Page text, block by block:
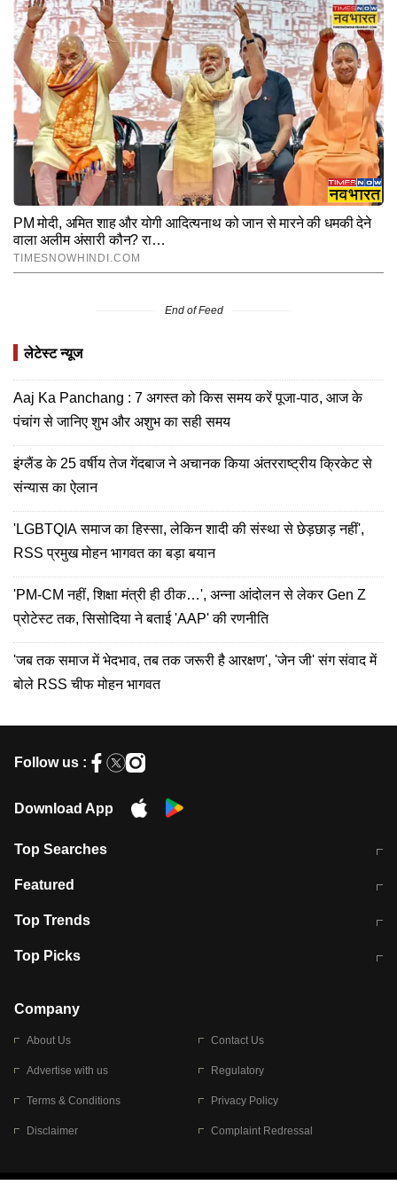
End of Feed
लेटेस्ट न्यूज
Aaj Ka Panchang : 7 अगस्त को किस समय करें पूजा-पाठ, आज के
पंचांग से जानिए शुभ और अशुभ का सही समय
इंग्लैंड के 25 वर्षीय तेज गेंदबाज ने अचानक किया अंतरराष्ट्रीय क्रिकेट से
संन्यास का ऐलान
'LGBTQIA समाज का हिस्सा, लेकिन शादी की संस्था से छेड़छाड़ नहीं',
RSS प्रमुख मोहन भागवत का बड़ा बयान
'PM-CM नहीं, शिक्षा मंत्री ही ठीक…', अन्ना आंदोलन से लेकर Gen Z
प्रोटेस्ट तक, सिसोदिया ने बताई 'AAP' की रणनीति
'जब तक समाज में भेदभाव, तब तक जरूरी है आरक्षण', 'जेन जी' संग संवाद में
बोले RSS चीफ मोहन भागवत
Follow us :
Download App
Top Searches
मुंबई में लगे 'जेन जी' के पोस्टर, लिखा- 'मैं
Featured
10 अगस्त को विधानसभा का घेराव करेंगे
Top Trends
RBI का नया नियम: अब बैंकों को अपनी सभी
Top Picks
बारिश की चेतावनी
Company
About Us Contact Us
Advertise with us Regulatory
Terms & Conditions Privacy Policy
Disclaimer Complaint Redressal